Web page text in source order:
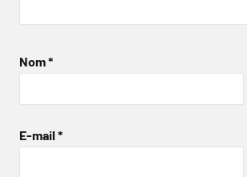
Nom*
E-mail *